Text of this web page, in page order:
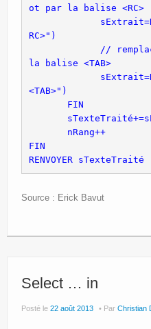
ot par la balise <RC>
// remplace
la balise <TAB>
nRang++
RENVOYER sTexteTraité
Source : Erick Bavut
Select … in
Posté le 22 août 2013 Par Christian